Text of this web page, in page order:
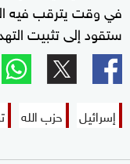
في وقت يترقب فيه
ستقود إلى تثبيت
إسرائيل حزب الله